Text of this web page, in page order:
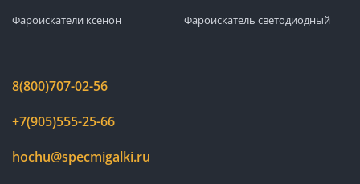
Фароискатели ксенон Фароискатель светодиодный
8(800)707-02-56
+7(905)555-25-66
hochu@specmigalki.ru